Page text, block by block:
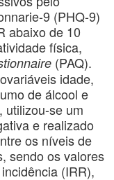
9 (PHQ-9)
abaixo de 10
física,
(PAQ).
idade,
de álcool e
utilizou-se um
e realizado
os níveis de
sendo os valores
(IRR),